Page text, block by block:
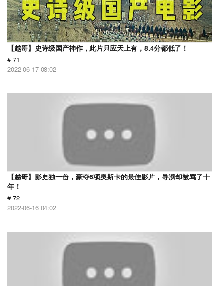
【越哥】史诗级国产神作，此片只应天上有，8.4分都低了！
# 71
2022-06-17 08:02
【越哥】影史独一份，豪夺6项奥斯卡的最佳影片，导演却被骂了十
年！
# 72
2022-06-16 04:02